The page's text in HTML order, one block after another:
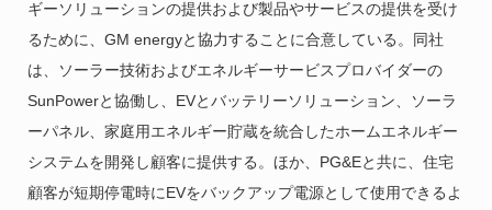
ギーソリューションの提供および製品やサービスの提供を受け
るために、GM energyと協力することに合意している。同社
は、ソーラー技術およびエネルギーサービスプロバイダーの
SunPowerと協働し、EVとバッテリーソリューション、ソーラ
ーパネル、家庭用エネルギー貯蔵を統合したホームエネルギー
システムを開発し顧客に提供する。ほか、PG&Eと共に、住宅
顧客が短期停電時にEVをバックアップ電源として使用できるよ